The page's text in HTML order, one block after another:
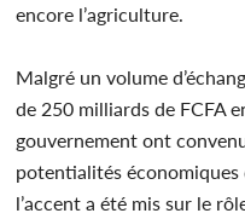
encore l’agriculture.
Malgré un volume
de 250 milliards de FCFA
gouvernement ont
potentialités économiques
l’accent a été mis sur le